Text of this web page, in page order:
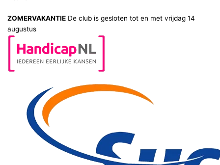
ZOMERVAKANTIE De club is gesloten tot en met vrijdag 14
augustus